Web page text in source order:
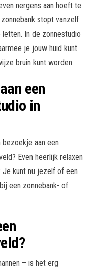
nergens aan hoeft te
stopt vanzelf
In de zonnestudio
je jouw huid kunt
bruin kunt worden.
een
in
aan een
Even heerlijk relaxen
kunt nu jezelf of een
een zonnebank- of
– is het erg